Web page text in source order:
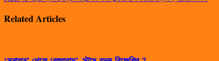
Related Articles